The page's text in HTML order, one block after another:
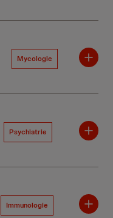
Mycologie
Psychiatrie
Immunologie